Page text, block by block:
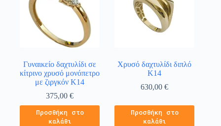
Γυναικείο δαχτυλίδι σε
κίτρινο χρυσό μονόπετρο
με ζιργκόν Κ14
375,00€
Προσθήκη στο
καλάθι
Χρυσό δαχτυλίδι διπλό
Κ14
630,00€
Προσθήκη στο
καλάθι